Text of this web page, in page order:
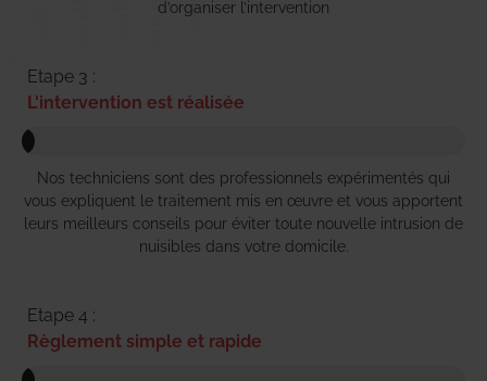
d’organiser l’intervention
Etape 3 :
L'intervention est réalisée
Nos techniciens sont des professionnels expérimentés qui
vous expliquent le traitement mis en œuvre et vous apportent
leurs meilleurs conseils pour éviter toute nouvelle intrusion de
nuisibles dans votre domicile.
Etape 4 :
Règlement simple et rapide